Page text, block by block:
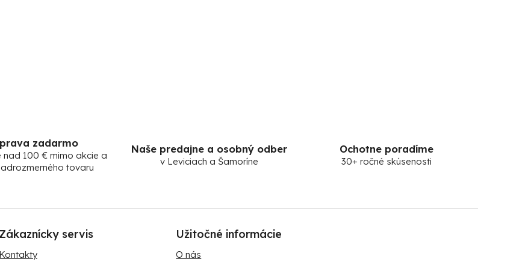
zadarmo
nad 100 € mimo akcie a
tovaru
Naše predajne a osobný odber
v Leviciach a Šamoríne
Ochotne poradíme
30+ ročné skúsenosti
Zákaznícky servis
Kontakty
Užitočné informácie
O nás